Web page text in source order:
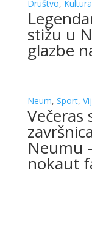
Društvo, Kultura
stižu u
glazbe
Neum, Sport,
Večeras
Neumu
nokaut